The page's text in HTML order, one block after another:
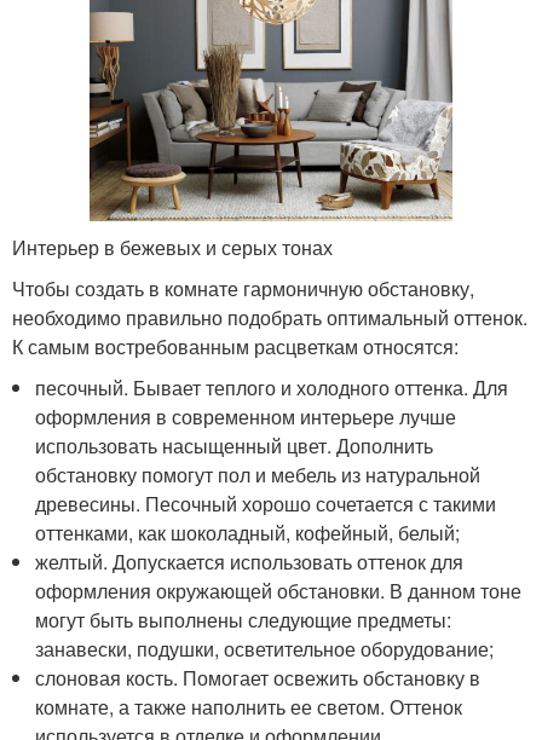
Интерьер в бежевых и серых тонах
Чтобы создать в комнате гармоничную обстановку,
необходимо правильно подобрать оптимальный оттенок.
К самым востребованным расцветкам относятся:
песочный. Бывает теплого и холодного оттенка. Для
оформления в современном интерьере лучше
использовать насыщенный цвет. Дополнить
обстановку помогут пол и мебель из натуральной
древесины. Песочный хорошо сочетается с такими
оттенками, как шоколадный, кофейный, белый;
желтый. Допускается использовать оттенок для
оформления окружающей обстановки. В данном тоне
могут быть выполнены следующие предметы:
занавески, подушки, осветительное оборудование;
слоновая кость. Помогает освежить обстановку в
комнате, а также наполнить ее светом. Оттенок